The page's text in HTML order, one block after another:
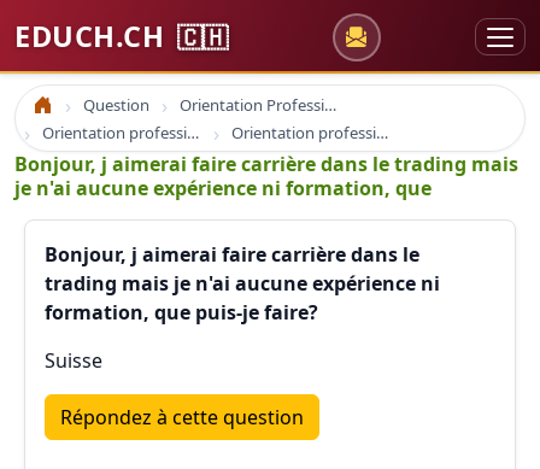
EDUCH.CH 🇨🇭
Accueil Question
Orientation Professionnelle
Orientation professionnelle et professionnel
Orientation professionnelle france suisse quebec
Bonjour, j aimerai faire carrière dans le trading mais
je n'ai aucune expérience ni formation, que
Bonjour, j aimerai faire carrière dans le
trading mais je n'ai aucune expérience ni
formation, que puis-je faire?
Suisse
Répondez à cette question